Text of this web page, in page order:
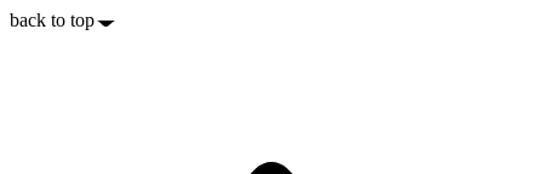
back to top